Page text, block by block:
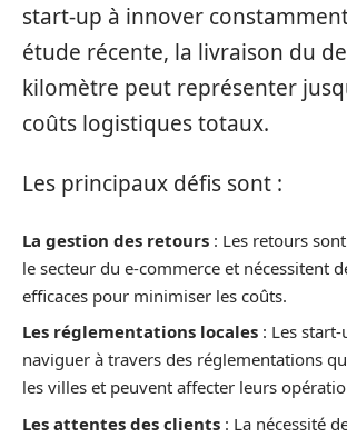
start-up à innover
étude récente, la livraison du
kilomètre peut représenter
coûts logistiques totaux.
Les principaux défis sont :
La gestion des retours : Les retours
le secteur du e-commerce et nécessitent
efficaces pour minimiser les coûts.
Les réglementations locales : Les
naviguer à travers des réglementations
les villes et peuvent affecter leurs
Les attentes des clients : La nécessité